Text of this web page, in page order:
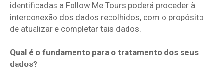
identificadas a Follow Me Tours poderá proceder à
interconexão dos dados recolhidos, com o propósito
de atualizar e completar tais dados.
Qual é o fundamento para o tratamento dos seus
dados?